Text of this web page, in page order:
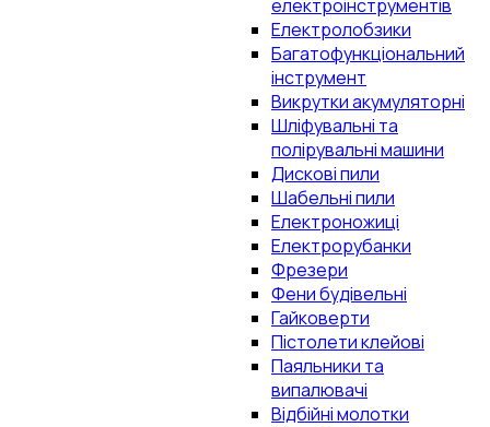
електроінструментів
Електролобзики
Багатофункціональний
інструмент
Викрутки акумуляторні
Шліфувальні та
полірувальні машини
Дискові пили
Шабельні пили
Електроножиці
Електрорубанки
Фрезери
Фени будівельні
Гайковерти
Пістолети клейові
Паяльники та
випалювачі
Відбійні молотки